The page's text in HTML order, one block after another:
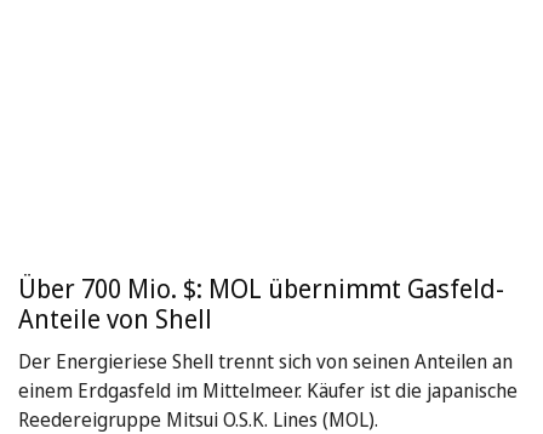
Über 700 Mio. $: MOL übernimmt Gasfeld-
Anteile von Shell
Der Energieriese Shell trennt sich von seinen Anteilen an
einem Erdgasfeld im Mittelmeer. Käufer ist die japanische
Reedereigruppe Mitsui O.S.K. Lines (MOL).